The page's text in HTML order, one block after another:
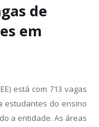
de
em
está com 713 vagas
estudantes do ensino
a entidade. As áreas